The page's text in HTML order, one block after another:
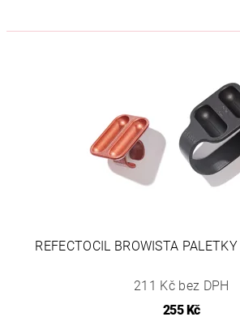
REFECTOCIL BROWISTA
211 Kč bez DPH
255 Kč